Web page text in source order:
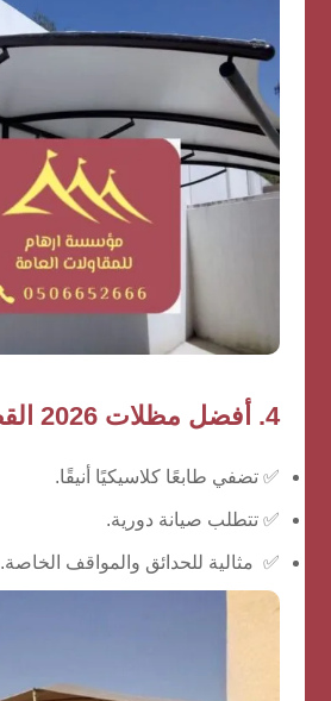
4. أفضل مظلات 2026 القطيف خشبية
✅ تضفي طابعًا كلاسيكيًا أنيقًا.
✅ تتطلب صيانة دورية.
✅ مثالية للحدائق والمواقف الخاصة.